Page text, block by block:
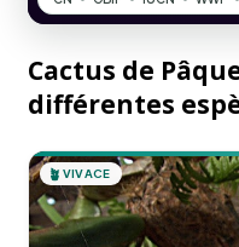
Cactus de
différentes
🪴 VIVACE